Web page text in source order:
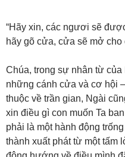
“Hãy xin, các ngươi sẽ
hãy gõ cửa, cửa sẽ mở
Chúa, trong sự nhân từ
những cánh cửa và cơ hội
thuộc về trần gian, Ngài
xin điều gì con muốn Ta
phải là một hành động
thành xuất phát từ một tấm